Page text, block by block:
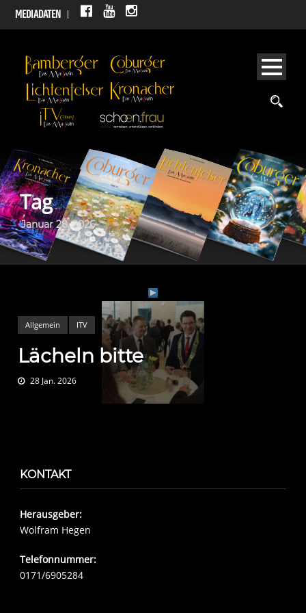
MEDIADATEN
Tag
Januar 28, 2026
Allgemein ITV
Lächeln bitte
28 Jan. 2026
KONTAKT
Herausgeber:
Wolfram Hegen
Telefonnummer:
0171/6905284